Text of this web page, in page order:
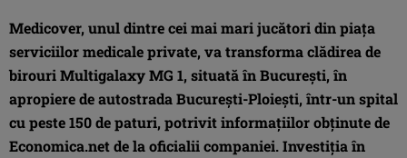
Medicover, unul dintre cei mai mari jucători din piaţa
serviciilor medicale private, va transforma clădirea de
birouri Multigalaxy MG 1, situată în Bucureşti, în
apropiere de autostrada București-Ploiești, într-un spital
cu peste 150 de paturi, potrivit informaţiilor obţinute de
Economica.net de la oficialii companiei. Investiţia în